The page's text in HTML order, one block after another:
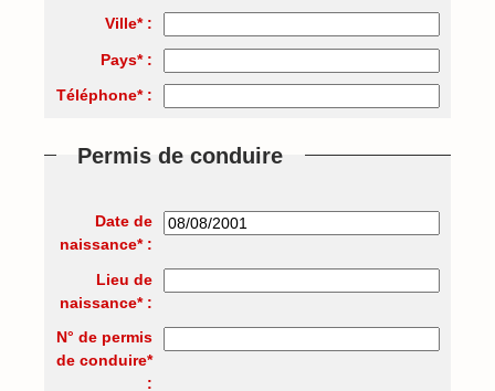
Ville* :
Pays* :
Téléphone* :
Permis de conduire
Date de
naissance* :
Lieu de
naissance* :
N° de permis
de conduire*
: